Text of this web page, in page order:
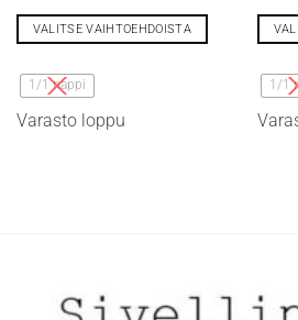
VALITSE VAIHTOEHDOISTA
tuotteella
on
useampi
1/1 nappi
Varasto loppu
on
1/1